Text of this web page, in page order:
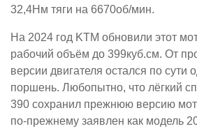
32,4Нм тяги на 6670об/мин.
На 2024 год KTM обновили этот
рабочий объём до 399куб.см. От
версии двигателя остался по сути
поршень. Любопытно, что лёгкий
390 сохранил прежнюю версию
по-прежнему заявлен как модель